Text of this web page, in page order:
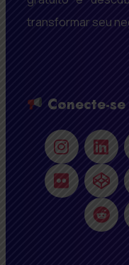
transformar seu
Conecte-